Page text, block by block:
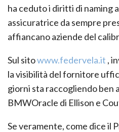
ha ceduto i diritti di naming
assicuratrice da sempre
affiancano aziende del
Sul sitowww.federvela.it ,
la visibilità del fornitore
giorni sta raccogliendo ben
BMWOracle di Ellison e
Se veramente, come dice il